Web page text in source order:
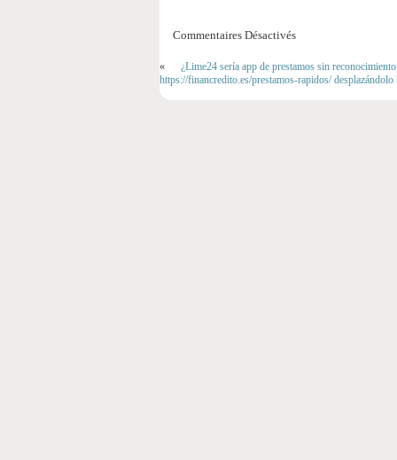
Commentaires Désactivés
«
¿Lime24 serí­a app de prestamos sin
https://financredito.es/prestamos-rapidos/